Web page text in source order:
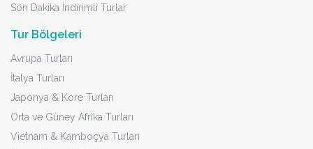
Son Dakika İndirimli Turlar
Tur Bölgeleri
Avrupa Turları
İtalya Turları
Japonya & Kore Turları
Orta ve Güney Afrika Turları
Vietnam & Kamboçya Turları